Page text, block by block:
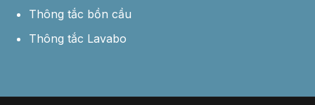
Thông tắc bồn cầu
Thông tắc Lavabo